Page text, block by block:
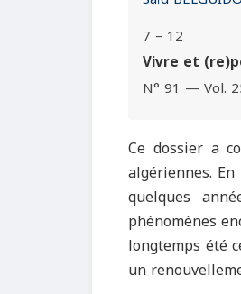
7 – 12
Vivre et
N° 91 — Vol.
Ce dossier a
algériennes.
quelques
phénomènes
longtemps été
un